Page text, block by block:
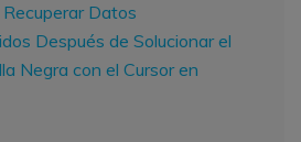
Datos
Después de Solucionar el
Negra con el Cursor en